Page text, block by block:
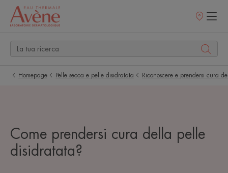
Punti
Homepage Pelle secca e pelle disidratata Riconoscere e prendersi cura
Come prendersi cura della pelle
disidratata?